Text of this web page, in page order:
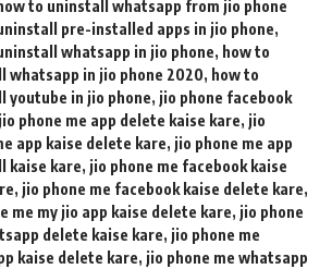
how to uninstall whatsapp from jio phone
pre-installed apps in jio phone,
whatsapp in jio phone, how to
whatsapp in jio phone 2020, how to
youtube in jio phone, jio phone facebook
jio phone me app delete kaise kare, jio
app kaise delete kare, jio phone me app
kaise kare, jio phone me facebook kaise
, jio phone me facebook kaise delete kare,
me my jio app kaise delete kare, jio phone
delete kaise kare, jio phone me
kaise delete kare, jio phone me whatsapp